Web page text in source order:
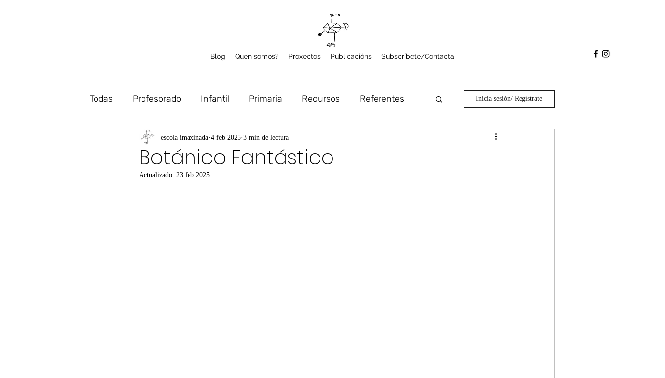
Blog Quen somos? Proxectos Publicacións Subscríbete/Contacta
Todas Profesorado Infantil Primaria Recursos Referentes
Deseño Volume Microproxectos
Inicia sesión/ Regístrate
Botánico Fantástico
escola imaxinada 4 feb 2025 3 min de lectura
Actualizado: 23 feb 2025